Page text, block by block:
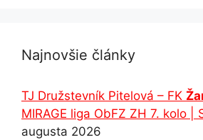
Najnovšie články
TJ Družstevník Pitelová – FK
MIRAGE liga ObFZ ZH 7. kolo |
augusta 2026